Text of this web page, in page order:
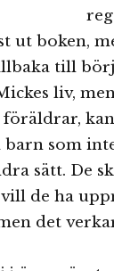
ut boken,
till
liv,
föräldrar,
som
sätt. De
de ha
det